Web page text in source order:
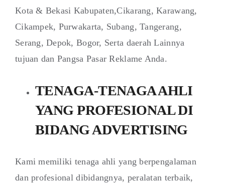
Kota & Bekasi Kabupaten,Cikarang, Karawang,
Cikampek, Purwakarta, Subang, Tangerang,
Serang, Depok, Bogor, Serta daerah Lainnya
tujuan dan Pangsa Pasar Reklame Anda.
TENAGA-TENAGA AHLI
YANG PROFESIONAL DI
BIDANG ADVERTISING
Kami memiliki tenaga ahli yang berpengalaman
dan profesional dibidangnya, peralatan terbaik,